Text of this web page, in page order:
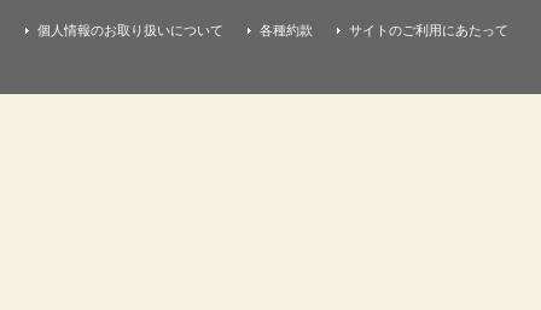
個人情報のお取り扱いについて 各種約款 サイトのご利用にあたって